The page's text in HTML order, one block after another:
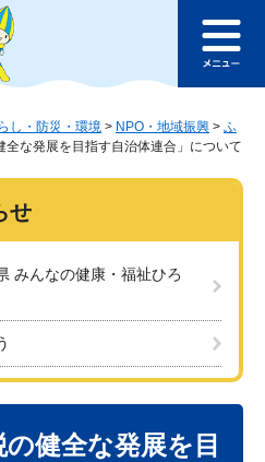
ジの本文へ
ュ
し・防災・環境 > NPO・地域振興 > ふ
全な発展を目指す自治体連合」について
せ
みんなの健康・福祉ひろ
の健全な発展を目